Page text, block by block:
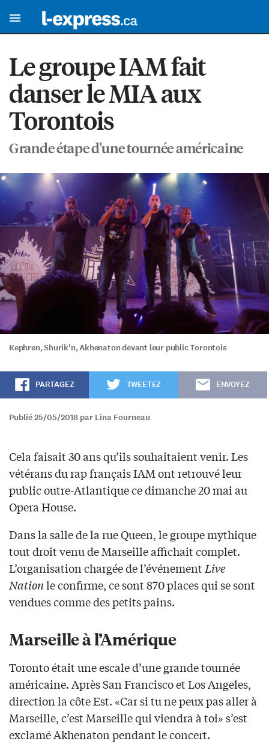
Le groupe IAM fait
danser le MIA aux
Torontois
Grande étape d'une tournée américaine
Kephren, Shurik'n, Akhenaton devant leur public Torontois
PARTAGEZ TWEETEZ ENVOYEZ
Publié 25/05/2018 par Lina Fourneau
Cela faisait 30 ans qu’ils souhaitaient venir. Les
vétérans du rap français IAM ont retrouvé leur
public outre-Atlantique ce dimanche 20 mai au
Opera House.
Dans la salle de la rue Queen, le groupe mythique
tout droit venu de Marseille affichait complet.
L’organisation chargée de l’événementLive
Nationle confirme, ce sont 870 places qui se sont
vendues comme des petits pains.
Marseille à l’Amérique
Toronto était une escale d’une grande tournée
américaine. Après San Francisco et Los Angeles,
direction la côte Est. «Car si tu ne peux pas aller à
Marseille, c’est Marseille qui viendra à toi» s’est
exclamé Akhenaton pendant le concert.